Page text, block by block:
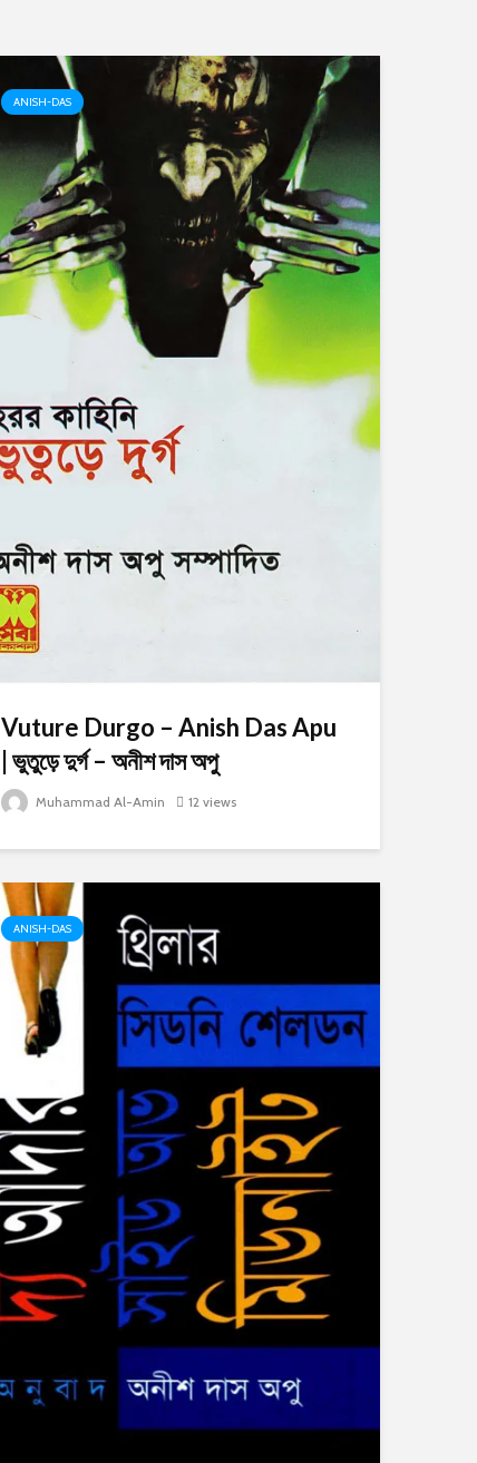
ANISH-DAS
Vuture Durgo – Anish Das Apu
| ভুতুড়ে দুর্গ – অনীশ দাস অপু
Muhammad Al-Amin 12 views
ANISH-DAS